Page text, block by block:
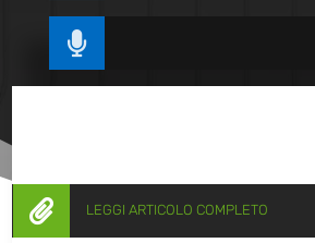

 LEGGI ARTICOLO COMPLETO